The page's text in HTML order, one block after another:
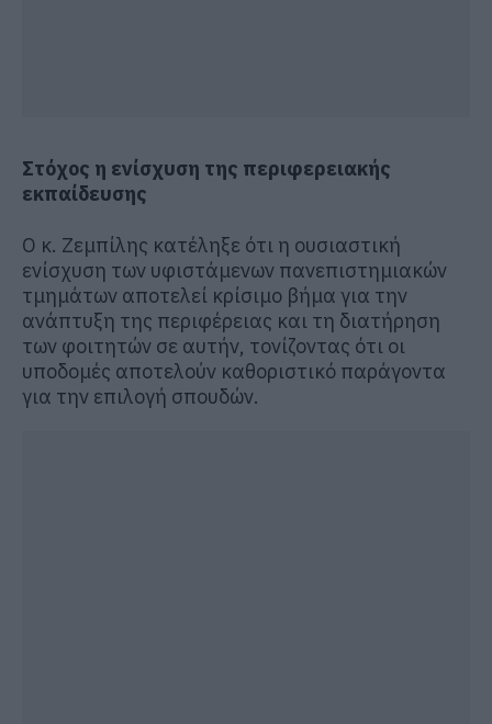
Στόχος η ενίσχυση της περιφερειακής
εκπαίδευσης
Ο κ. Ζεμπίλης κατέληξε ότι η ουσιαστική
ενίσχυση των υφιστάμενων πανεπιστημιακών
τμημάτων αποτελεί κρίσιμο βήμα για την
ανάπτυξη της περιφέρειας και τη διατήρηση
των φοιτητών σε αυτήν, τονίζοντας ότι οι
υποδομές αποτελούν καθοριστικό παράγοντα
για την επιλογή σπουδών.